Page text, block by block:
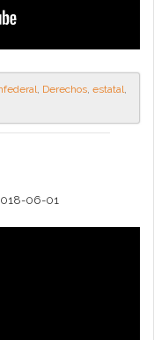
, Derechos, estatal,
06-01